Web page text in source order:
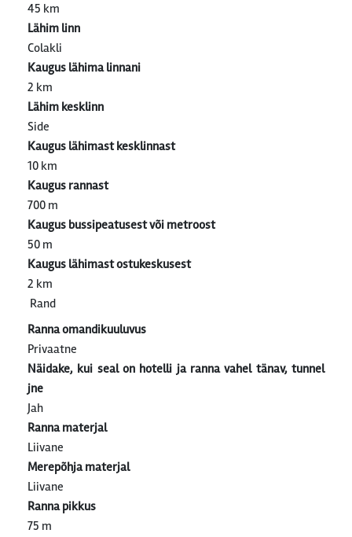
45 km
Lähim linn
Colakli
Kaugus lähima linnani
2 km
Lähim kesklinn
Side
Kaugus lähimast kesklinnast
10 km
Kaugus rannast
700 m
Kaugus bussipeatusest või metroost
50 m
Kaugus lähimast ostukeskusest
2 km
Rand
Ranna omandikuuluvus
Privaatne
Näidake, kui seal on hotelli ja ranna vahel tänav, tunnel
jne
Jah
Ranna materjal
Liivane
Merepõhja materjal
Liivane
Ranna pikkus
75 m